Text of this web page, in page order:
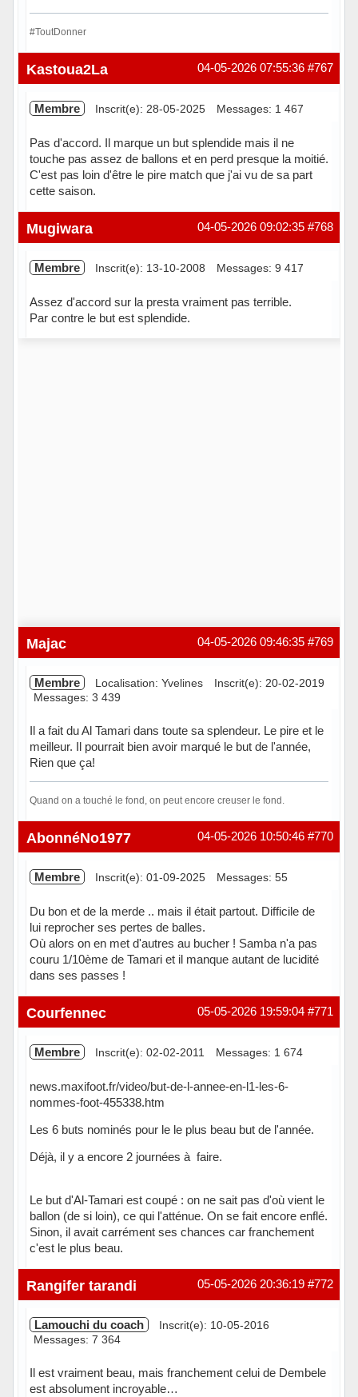
#ToutDonner
Hors ligne #767
04-05-2026 07:55:36
Kastoua2La
Membre Inscrit(e): 28-05-2025 Messages: 1 467
Pas d'accord. Il marque un but splendide mais il ne
touche pas assez de ballons et en perd presque la moitié.
C'est pas loin d'être le pire match que j'ai vu de sa part
cette saison.
Hors ligne #768
04-05-2026 09:02:35
Mugiwara
Membre Inscrit(e): 13-10-2008 Messages: 9 417
Assez d'accord sur la presta vraiment pas terrible.
Par contre le but est splendide.
#769
04-05-2026 09:46:35
Majac
Membre Localisation: Yvelines
Inscrit(e): 20-02-2019
Messages: 3 439
Il a fait du Al Tamari dans toute sa splendeur. Le pire et le
meilleur. Il pourrait bien avoir marqué le but de l'année,
Rien que ça!
Quand on a touché le fond, on peut encore creuser le fond.
Hors ligne #770
04-05-2026 10:50:46
AbonnéNo1977
Membre Inscrit(e): 01-09-2025 Messages: 55
Du bon et de la merde .. mais il était partout. Difficile de
lui reprocher ses pertes de balles.
Où alors on en met d'autres au bucher ! Samba n'a pas
couru 1/10ème de Tamari et il manque autant de lucidité
dans ses passes !
Hors ligne #771
05-05-2026 19:59:04
Courfennec
Membre Inscrit(e): 02-02-2011 Messages: 1 674
news.maxifoot.fr/video/but-de-l-annee-en-l1-les-6-
nommes-foot-455338.htm
Les 6 buts nominés pour le le plus beau but de l'année.
Déjà, il y a encore 2 journées à faire.
Le but d'Al-Tamari est coupé : on ne sait pas d'où vient le
ballon (de si loin), ce qui l'atténue. On se fait encore enflé.
Sinon, il avait carrément ses chances car franchement
c'est le plus beau.
Hors ligne #772
05-05-2026 20:36:19
Rangifer tarandi
Lamouchi du coach
Inscrit(e): 10-05-2016
Messages: 7 364
Il est vraiment beau, mais franchement celui de Dembele
est absolument incroyable…